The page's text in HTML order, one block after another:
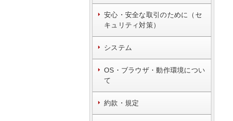
安心・安全な取引のために（セ
キュリティ対策）
システム
OS・ブラウザ・動作環境につい
て
約款・規定